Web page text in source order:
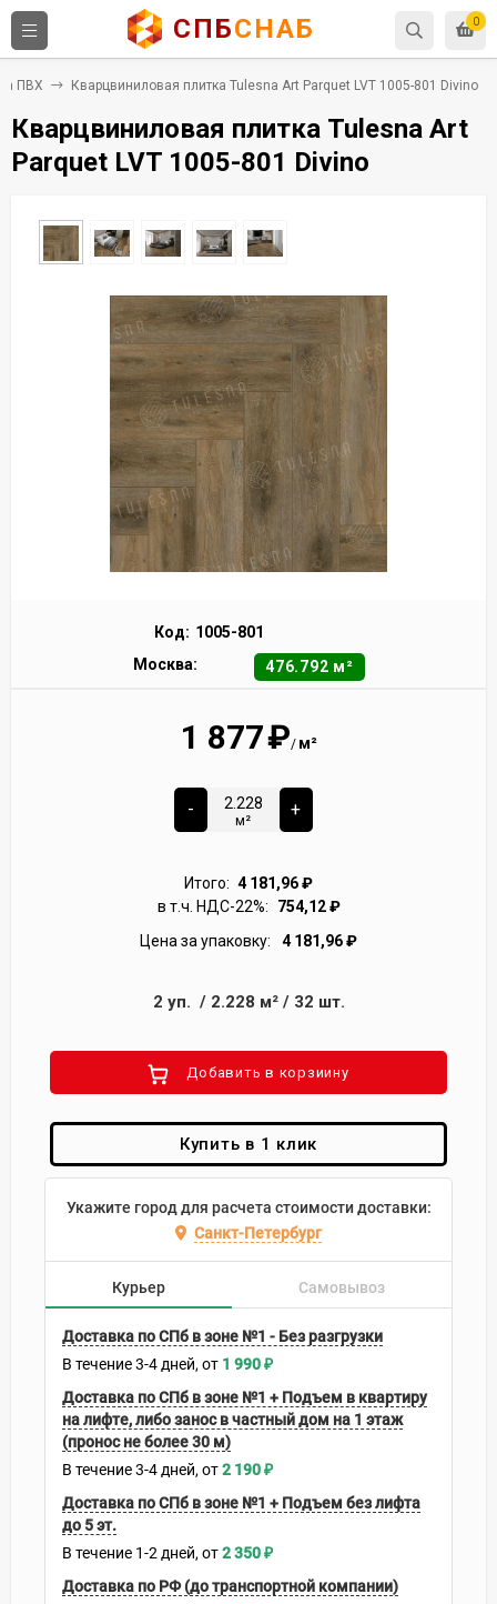
0
СПБСНАБ
ПВХ Кварцвиниловая плитка Tulesna Art Parquet LVT 1005-801 Divino
Кварцвиниловая плитка Tulesna Art
Parquet LVT 1005-801 Divino
Код: 1005-801
Москва:
476.792 м²
1 877₽/ м²
-
м²
+
Итого: 4 181,96₽
в т.ч. НДС-22%:
754,12₽
Цена за упаковку:
4 181,96₽
2 уп. / 2.228 м²/ 32 шт.
Добавить в корзиину
Купить в 1 клик
Укажите город для расчета стоимости доставки:
Санкт-Петербург
Курьер Самовывоз
Доставка по СПб в зоне №1 - Без разгрузки
В течение3-4 дней 1 990₽
Доставка по СПб в зоне №1 + Подъем в квартиру
на лифте, либо занос в частный дом на 1 этаж
(пронос не более 30 м)
В течение3-4 дней 2 190₽
Доставка по СПб в зоне №1 + Подъем без лифта
до 5 эт.
В течение 1-2 дней 2 350₽
Доставка по РФ (до транспортной компании)